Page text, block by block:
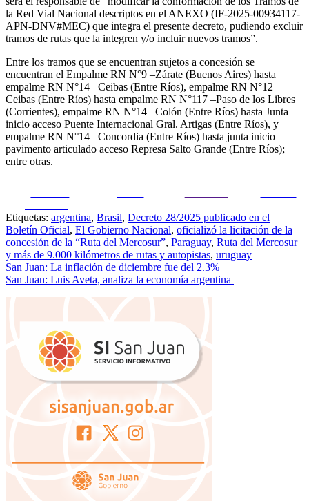
la Red Vial Nacional descriptos en el ANEXO (IF-2025-00934117-
APN-DNV#MEC) que integra el presente decreto, pudiendo excluir
tramos de rutas que la integren y/o incluir nuevos tramos”.
Entre los tramos que se encuentran sujetos a concesión se
encuentran el Empalme RN N°9 –Zárate (Buenos Aires) hasta
empalme RN N°14 –Ceibas (Entre Ríos), empalme RN N°12 –
Ceibas (Entre Ríos) hasta empalme RN N°117 –Paso de los Libres
(Corrientes), empalme RN N°14 –Colón (Entre Ríos) hasta Junta
inicio acceso Puente Internacional Gral. Artigas (Entre Ríos), y
empalme RN N°14 –Concordia (Entre Ríos) hasta junta inicio
pavimento articulado acceso Represa Salto Grande (Entre Ríos);
entre otras.
Etiquetas: argentina, Brasil, Decreto 28/2025 publicado en el
Boletín Oficial, El Gobierno Nacional, oficializó la licitación de la
concesión de la “Ruta del Mercosur”, Paraguay, Ruta del Mercosur
y más de 9.000 kilómetros de rutas y autopistas, uruguay
Navegación
de
entradas
San Juan: La inflación de diciembre fue del 2.3%
San Juan: Luis Aveta, analiza la economía argentina